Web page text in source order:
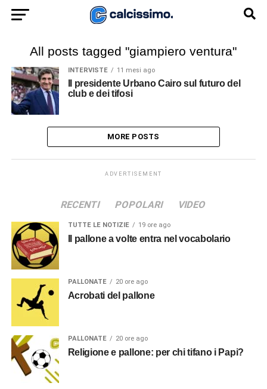
All posts tagged "giampiero ventura"
INTERVISTE 11 mesi ago
Il presidente Urbano Cairo sul futuro del
club e dei tifosi
MORE POSTS
ADVERTISEMENT
RECENTI POPOLARI VIDEO
TUTTE LE NOTIZIE 19 ore ago
Il pallone a volte entra nel vocabolario
PALLONATE 20 ore ago
Acrobati del pallone
PALLONATE 20 ore ago
Religione e pallone: per chi tifano i Papi?